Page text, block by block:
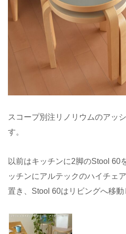
スコープ別注リノリウムのアッ
す。
以前はキッチンに2脚のStool 60
ッチンにアルテックのハイチェ
置き、Stool 60はリビングへ移動